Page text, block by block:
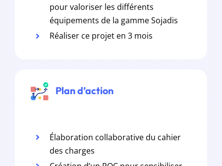
pour valoriser les différents
équipements de la gamme Sojadis
Réaliser ce projet en 3 mois
Plan d’action
Élaboration collaborative du cahier
des charges